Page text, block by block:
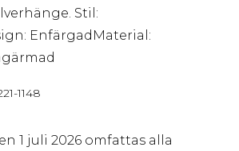
Stil:
EnfärgadMaterial:
1148
1 juli 2026 omfattas alla